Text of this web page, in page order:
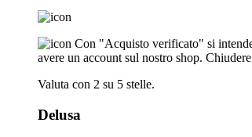
Con "Acquisto verificato" si
avere un account sul nostro shop.
Valuta con 2 su 5 stelle.
Delusa